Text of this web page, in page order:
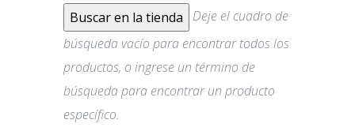
Deje el cuadro de
búsqueda vacío para encontrar todos los
productos, o ingrese un término de
búsqueda para encontrar un producto
específico.